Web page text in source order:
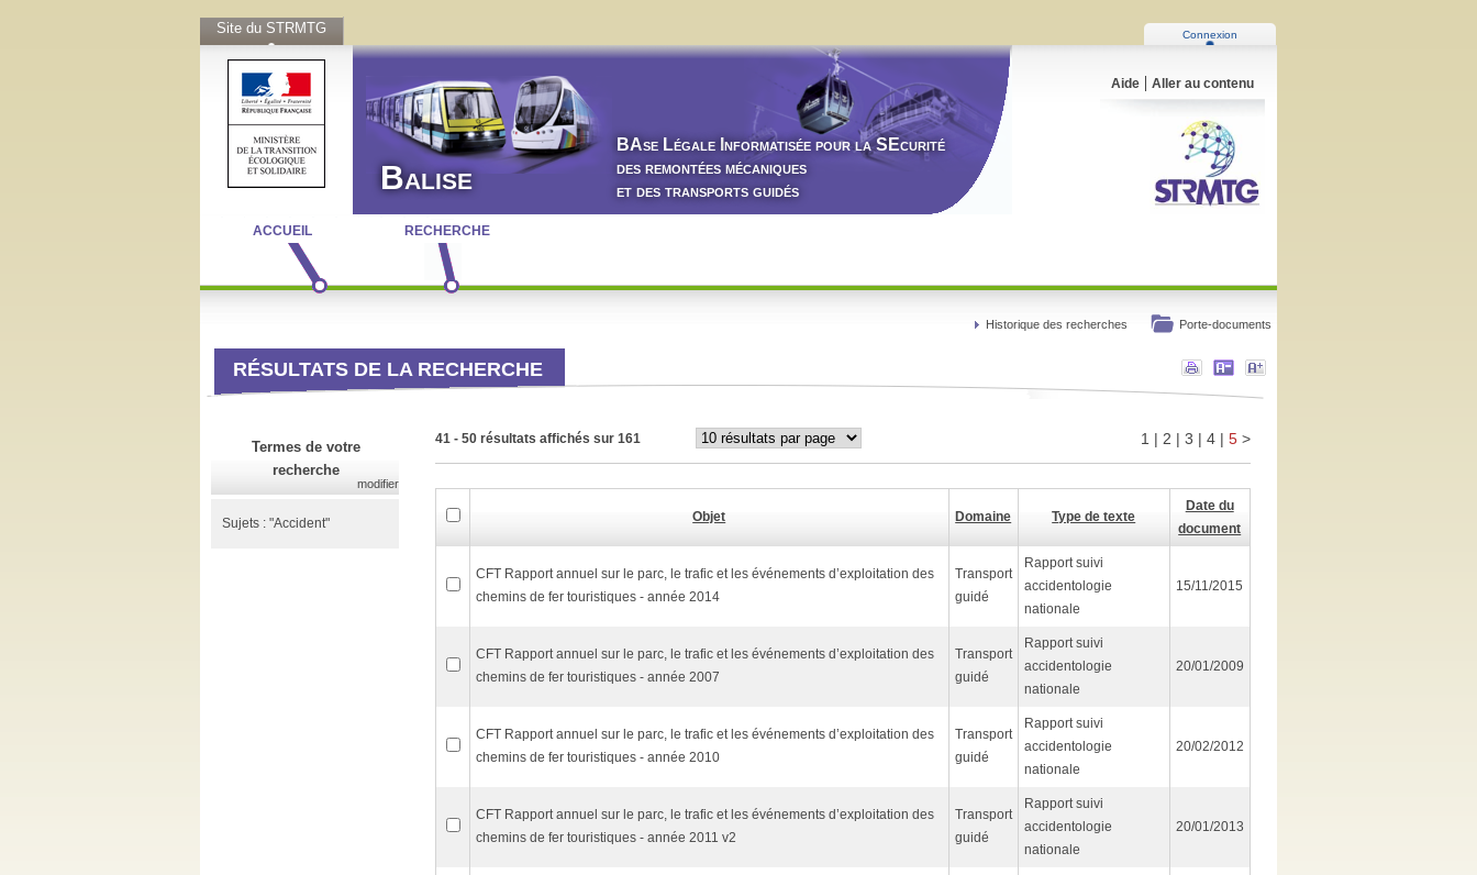
Site du STRMTG Connexion
Balise
BAse Légale Informatisée pour laSEcurité
des remontées mécaniques
et des transports guidés
Aide Aller au contenu
ACCUEIL RECHERCHE
Porte-documents
Historique des recherches
RÉSULTATS DE LA RECHERCHE
Termes de votre
recherche
modifier
Sujets : "Accident"
41 - 50 résultats affichés sur 161 1 | 2 |3 |4 |5 >
Objet Domaine Type de texte
Date du
document
CFT Rapport annuel sur le parc, le trafic et les événements d’exploitation des
chemins de fer touristiques - année 2014
Transport
guidé
Rapport suivi
accidentologie
nationale
15/11/2015
CFT Rapport annuel sur le parc, le trafic et les événements d’exploitation des
chemins de fer touristiques - année 2007
Transport
guidé
Rapport suivi
accidentologie
nationale
20/01/2009
CFT Rapport annuel sur le parc, le trafic et les événements d’exploitation des
chemins de fer touristiques - année 2010
Transport
guidé
Rapport suivi
accidentologie
nationale
20/02/2012
CFT Rapport annuel sur le parc, le trafic et les événements d’exploitation des
chemins de fer touristiques - année 2011 v2
Transport
guidé
Rapport suivi
accidentologie
nationale
20/01/2013